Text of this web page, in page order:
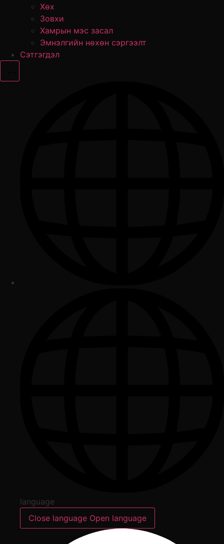
Хөх
Зовхи
Хамрын мэс засал
Эмнэлгийн нөхөн сэргээлт
Сэтгэгдэл
language
Close language Open language